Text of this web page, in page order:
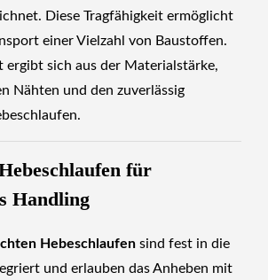
Diese Tragfähigkeit ermöglicht
einer Vielzahl von Baustoffen.
ergibt sich aus der Materialstärke,
Nähten und den zuverlässig
für
Handling
Hebeschlaufen sind fest in die
und erlauben das Anheben mit